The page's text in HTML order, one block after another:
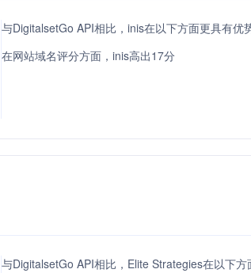
与DigitalsetGo API相比，inis在以下方面更具有优
在网站域名评分方面，inis高出17分
与DigitalsetGo API相比，Elite Strategies在以下方